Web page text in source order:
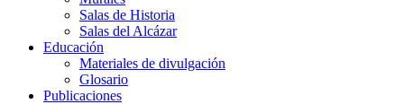
Salas de Historia
Salas del Alcázar
Educación
Materiales de divulgación
Glosario
Publicaciones